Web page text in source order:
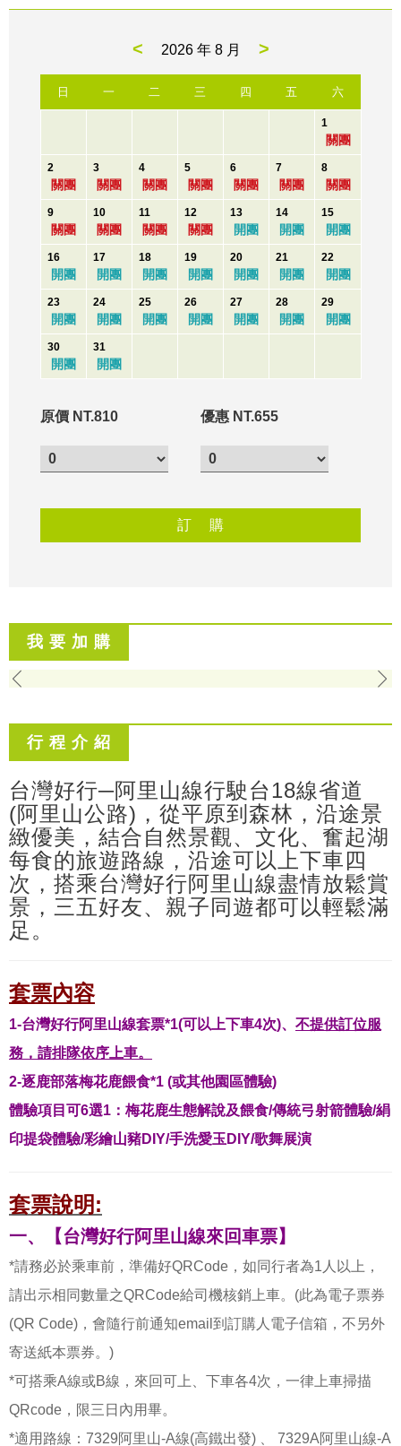
< 2026 年 8 月 >
日 一 二 三 四 五 六
1
關團
2
關團
3
關團
4
關團
5
關團
6
關團
7
關團
8
關團
9
關團
10
關團
11
關團
12
關團
13
開團
14
開團
15
開團
16
開團
17
開團
18
開團
19
開團
20
開團
21
開團
22
開團
23
開團
24
開團
25
開團
26
開團
27
開團
28
開團
29
開團
30
開團
31
開團
原價 NT.810 優惠 NT.655
我 要 加 購
行 程 介 紹
台灣好行─阿里山線行駛台18線省道
(阿里山公路)，從平原到森林，沿途景
緻優美，結合自然景觀、文化、奮起湖
每食的旅遊路線，沿途可以上下車四
次，搭乘台灣好行阿里山線盡情放鬆賞
景，三五好友、親子同遊都可以輕鬆滿
足。
套票內容
1-台灣好行阿里山線套票*1(可以上下車4次)、 不提供訂位服
務，請排隊依序上車。
2-逐鹿部落梅花鹿餵食*1 (或其他園區體驗)
體驗項目可6選1：梅花鹿生態解說及餵食/傳統弓射箭體驗/絹
印提袋體驗/彩繪山豬DIY/手洗愛玉DIY/歌舞展演
套票說明:
一、【台灣好行阿里山線來回車票】
*請務必於乘車前，準備好QRCode，如同行者為1人以上，
請出示相同數量之QRCode給司機核銷上車。(此為電子票券
(QR Code)，會隨行前通知email到訂購人電子信箱，不另外
寄送紙本票券。)
*可搭乘A線或B線，來回可上、下車各4次，一律上車掃描
QRcode，限三日內用畢。
*適用路線：7329阿里山-A線(高鐵出發) 、 7329A阿里山線-A